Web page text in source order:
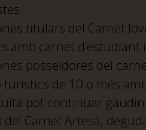
titulars del Carnet
amb carnet
posseïdores del
de 10 o més
pot continuar
del Carnet Artesà,